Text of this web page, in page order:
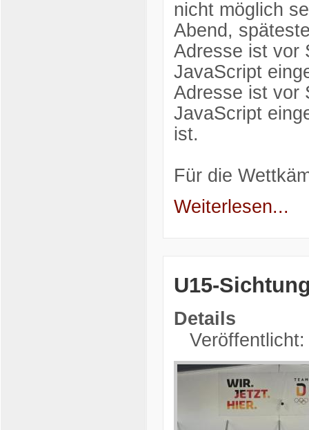
nicht möglich
Abend,
Adresse ist vor
JavaScript
Adresse ist vor
JavaScript
ist.
Für die
Weiterlesen...
U15-
Details